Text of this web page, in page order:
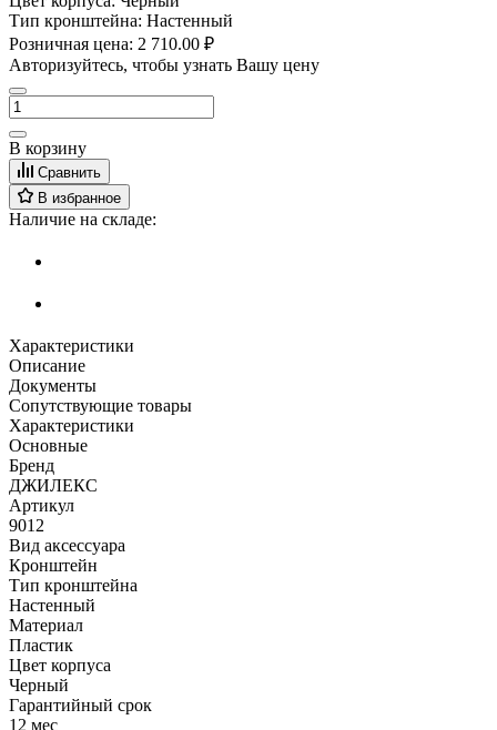
Тип кронштейна: Настенный
Розничная цена: 2 710.00 ₽
Авторизуйтесь, чтобы узнать Вашу цену
В корзину
Сравнить
В избранное
Наличие на складе:
Характеристики
Описание
Документы
Сопутствующие товары
Характеристики
Основные
Бренд
ДЖИЛЕКС
Артикул
9012
Вид аксессуара
Кронштейн
Тип кронштейна
Настенный
Материал
Пластик
Цвет корпуса
Черный
Гарантийный срок
12 мес